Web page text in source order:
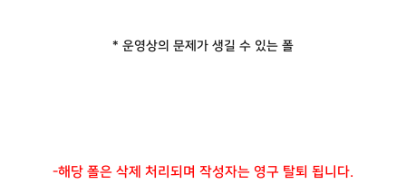
* 운영상의 문제가 생길 수 있는 폴
-해당 폴은 삭제 처리되며 작성자는 영구 탈퇴 됩니다.